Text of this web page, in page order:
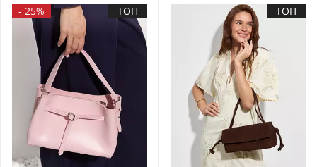
- 25% ТОП ТОП